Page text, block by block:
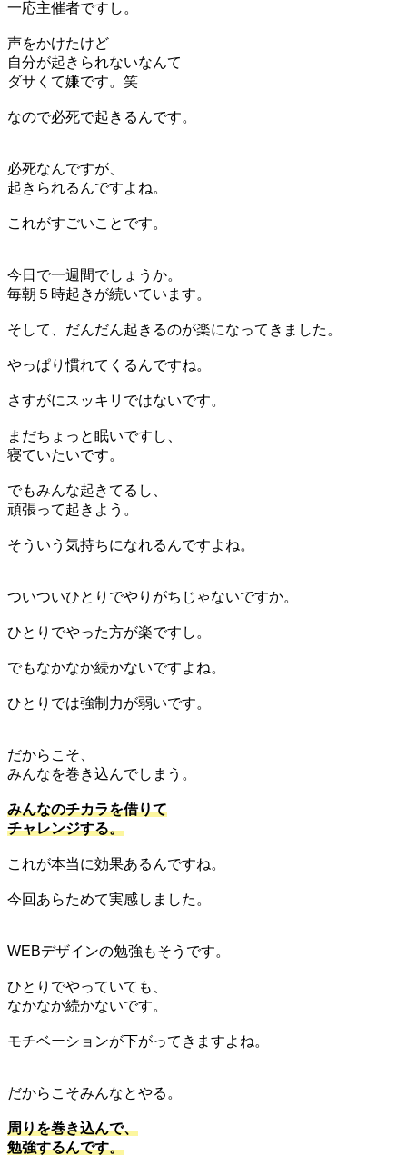
一応主催者ですし。
声をかけたけど
自分が起きられないなんて
ダサくて嫌です。笑
なので必死で起きるんです。
必死なんですが、
起きられるんですよね。
これがすごいことです。
今日で一週間でしょうか。
毎朝５時起きが続いています。
そして、だんだん起きるのが楽になってきました。
やっぱり慣れてくるんですね。
さすがにスッキリではないです。
まだちょっと眠いですし、
寝ていたいです。
でもみんな起きてるし、
頑張って起きよう。
そういう気持ちになれるんですよね。
ついついひとりでやりがちじゃないですか。
ひとりでやった方が楽ですし。
でもなかなか続かないですよね。
ひとりでは強制力が弱いです。
だからこそ、
みんなを巻き込んでしまう。
みんなのチカラを借りて
チャレンジする。
これが本当に効果あるんですね。
今回あらためて実感しました。
WEBデザインの勉強もそうです。
ひとりでやっていても、
なかなか続かないです。
モチベーションが下がってきますよね。
だからこそみんなとやる。
周りを巻き込んで、
勉強するんです。